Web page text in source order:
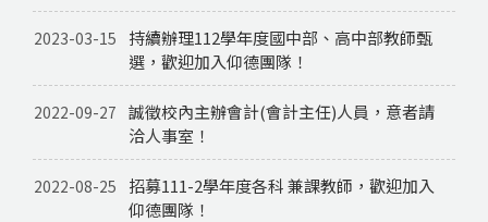
2023-03-15
持續辦理112學年度國中部、高中部教師甄
選，歡迎加入仰德團隊！
2022-09-27 誠徵校內主辦會計(會計主任)人員，意者請
洽人事室！
2022-08-25
招募111-2學年度各科 兼課教師，歡迎加入
仰德團隊！